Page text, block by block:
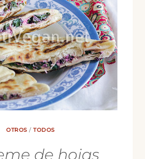
OTROS /TODOS
de hojas